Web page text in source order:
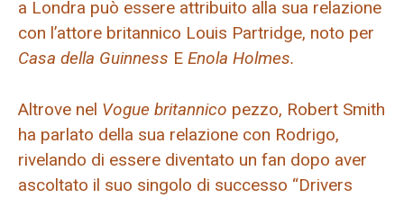
a Londra può essere attribuito alla sua relazione
con l’attore britannico Louis Partridge, noto per
Casa della Guinness E Enola Holmes.
Altrove nel Vogue britannico pezzo, Robert Smith
ha parlato della sua relazione con Rodrigo,
rivelando di essere diventato un fan dopo aver
ascoltato il suo singolo di successo “Drivers